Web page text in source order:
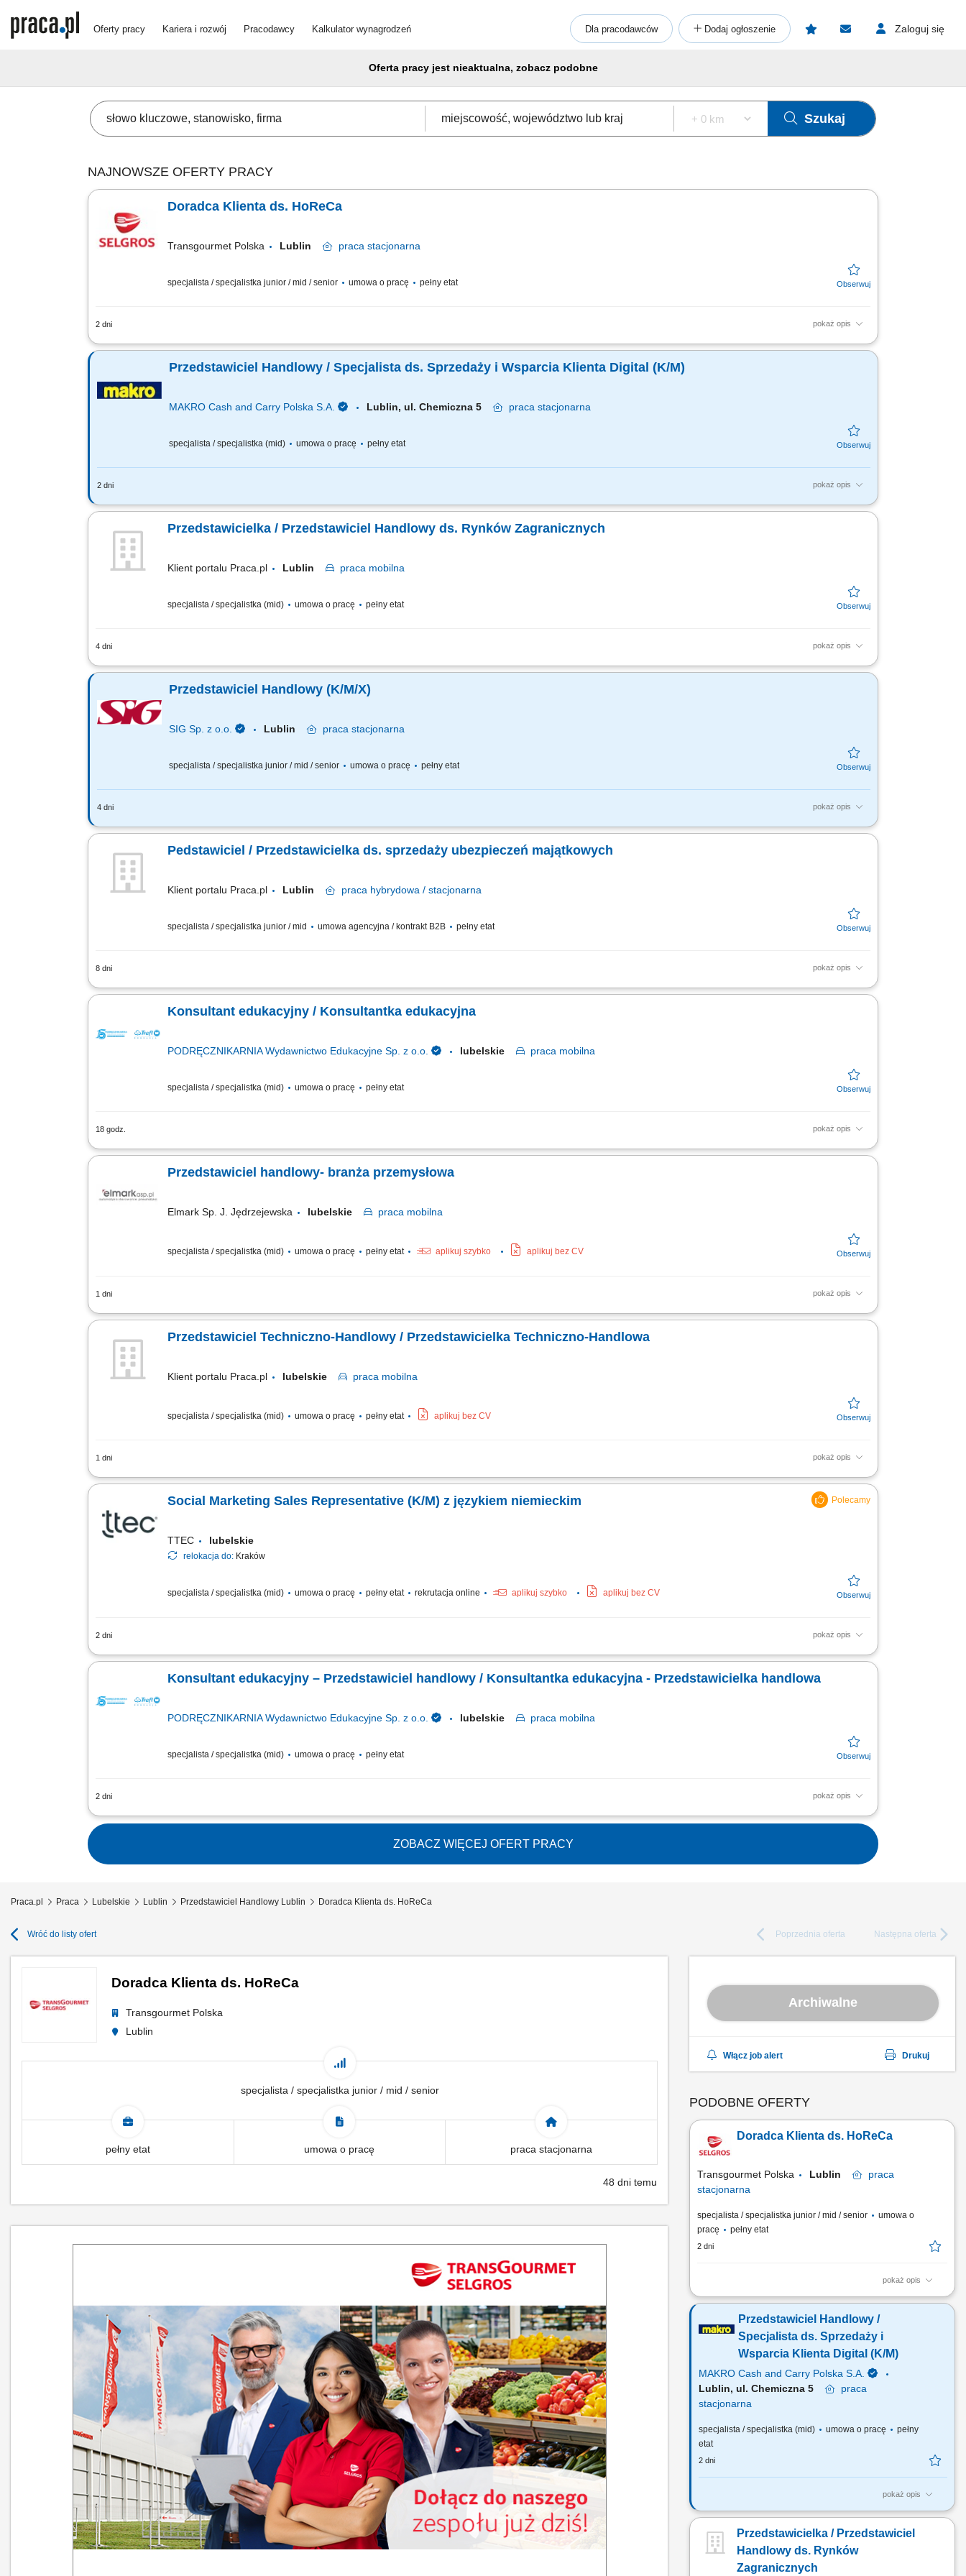
Oferty pracy Kariera i rozwój Pracodawcy Kalkulator wynagrodzeń Dla pracodawców Dodaj ogłoszenie Zaloguj się
Oferta pracy jest nieaktualna, zobacz podobne
Szukaj
NAJNOWSZE OFERTY PRACY
Doradca Klienta ds. HoReCa
Transgourmet Polska Lublin praca stacjonarna
specjalista / specjalistka junior / mid / senior umowa o pracę pełny etat
2 dni pokaż opis
Twój zakres obowiązków pozyskiwanie klientów gastronomicznych, a także utrzymywanie i rozwój współpracy, realizacja planów sprzedażowych, profesjonalna
Przedstawiciel Handlowy / Specjalista ds. Sprzedaży i Wsparcia Klienta Digital (K/M)
MAKRO Cash and Carry Polska S.A. Lublin, ul. Chemiczna 5 praca stacjonarna
specjalista / specjalistka (mid) umowa o pracę pełny etat
2 dni pokaż opis
Twój zakres obowiązków: Aktywny kontakt z klientami sektora HoReCa oraz promowanie nowoczesnych narzędzi cyfrowych wspierających rozwój ich biznesu, ze
Przedstawicielka / Przedstawiciel Handlowy ds. Rynków Zagranicznych
Klient portalu Praca.pl Lublin praca mobilna
specjalista / specjalistka (mid) umowa o pracę pełny etat
4 dni pokaż opis
Aktywne pozyskiwanie nowych klientów biznesowych oraz partnerów handlowych na rynkach zagranicznych. Rozwijanie współpracy z obecnymi kontrahentami i
Przedstawiciel Handlowy (K/M/X)
SIG Sp. z o.o. Lublin praca stacjonarna
specjalista / specjalistka junior / mid / senior umowa o pracę pełny etat
4 dni pokaż opis
Opis stanowiska: Rozwijanie sprzedaży materiałów budowlanych oraz doradztwo techniczne dla klientów; Realizacja wyznaczonych planów sprzedażowych;
Pedstawiciel / Przedstawicielka ds. sprzedaży ubezpieczeń majątkowych
Klient portalu Praca.pl Lublin praca hybrydowa / stacjonarna
specjalista / specjalistka junior / mid umowa agencyjna / kontrakt B2B pełny etat
8 dni pokaż opis
Aktywne budowanie i długofalowe rozwijanie partnerskich relacji z klientami. Badanie sytuacji finansowej oraz potrzeb odbiorców w celu dopasowania optymalnych
Konsultant edukacyjny / Konsultantka edukacyjna
PODRĘCZNIKARNIA Wydawnictwo Edukacyjne Sp. z o.o. lubelskie praca mobilna
specjalista / specjalistka (mid) umowa o pracę pełny etat
18 godz. pokaż opis
Opis stanowiska: Pozyskiwanie nowych partnerów biznesowych oraz wielopłaszczyznowa rozbudowa portfela podmiotów z sektora oświatowo-wychowawczego;
Przedstawiciel handlowy- branża przemysłowa
Elmark Sp. J. Jędrzejewska lubelskie praca mobilna
specjalista / specjalistka (mid) umowa o pracę pełny etat aplikuj szybko aplikuj bez CV
1 dni pokaż opis
Twój zakres obowiązków: Reprezentowanie firmy w kontaktach handlowych oraz doradztwo techniczne podczas wizyt u klienta . Współpraca z dużymi i średnimi firmami
Przedstawiciel Techniczno-Handlowy / Przedstawicielka Techniczno-Handlowa
Klient portalu Praca.pl lubelskie praca mobilna
specjalista / specjalistka (mid) umowa o pracę pełny etat aplikuj bez CV
1 dni pokaż opis
Rozwijanie współpracy z firmami produkcyjnymi oraz producentami maszyn. Doradztwo techniczne i prowadzenie spotkań handlowych u klientów. Pozyskiwanie
Social Marketing Sales Representative (K/M) z językiem niemieckim
TTEC lubelskie
relokacja do: Kraków
specjalista / specjalistka (mid) umowa o pracę pełny etat rekrutacja online aplikuj szybko aplikuj bez CV
2 dni pokaż opis
Opis stanowiska: Kontaktowanie się z klientami z przypisanego portfolio telefonicznie i mailowo w celu umawiania konsultacji i dosprzedaży; Analizowanie i
Konsultant edukacyjny – Przedstawiciel handlowy / Konsultantka edukacyjna - Przedstawicielka handlowa
PODRĘCZNIKARNIA Wydawnictwo Edukacyjne Sp. z o.o. lubelskie praca mobilna
specjalista / specjalistka (mid) umowa o pracę pełny etat
2 dni pokaż opis
Twoje zadania aktywne pozyskiwanie nowych klientów i rozwijanie relacji z obecnymi placówkami, prowadzenie spotkań i prezentacji sprzedażowych u klientów,
ZOBACZ WIĘCEJ OFERT PRACY
Praca.pl Praca Lubelskie Lublin Przedstawiciel Handlowy Lublin Doradca Klienta ds. HoReCa
Wróć do listy ofert Poprzednia oferta Następna oferta
Doradca Klienta ds. HoReCa
Transgourmet Polska
Lublin
specjalista / specjalistka junior / mid / senior
pełny etat umowa o pracę praca stacjonarna
48 dni temu
Archiwalne
Włącz job alert Drukuj
PODOBNE OFERTY
Doradca Klienta ds. HoReCa
Transgourmet Polska Lublin
praca
stacjonarna
specjalista / specjalistka junior / mid / senior
umowa o
pracę
pełny etat
2 dni
pokaż opis
Twój zakres obowiązków pozyskiwanie klientów
realizacja planów sprzedażowych, profesjonalna obsługa
klientów, mająca cechy partnerstwa biznesowego, budowanie
długotrwałych relacji z klientami, prezentacja oferty firmy
zgodna ze standardami.
Przedstawiciel Handlowy /
Specjalista ds. Sprzedaży i
Wsparcia Klienta Digital (K/M)
MAKRO Cash and Carry Polska S.A.
Lublin, ul. Chemiczna 5
praca
stacjonarna
specjalista / specjalistka (mid) umowa o pracę
pełny
etat
2 dni
pokaż opis
Twój zakres obowiązków: Aktywny kontakt z klientami sektora
wspierających rozwój ich biznesu, ze szczególnym naciskiem
na rozwiązania zwiększające efektywność sprzedaży online
(strony internetowe, systemy rezerwacyjne, narzędzia...
Przedstawicielka / Przedstawiciel
Handlowy ds. Rynków
Zagranicznych